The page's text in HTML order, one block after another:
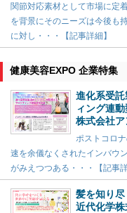
関節対応素材として市場に定
を背景にそのニーズは今後も
に対し・・・【記事詳細】
健康美容EXPO 企業特集
進化系受
ィング連動
株式会社
ポストコロ
速を余儀なくされたインバウ
がみえつつある・・・【記事詳
髪を知り
近代化学